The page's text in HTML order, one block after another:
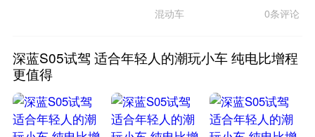
混动车 0条评论
深蓝S05试驾 适合年轻人的潮玩小车 纯电比增程
更值得